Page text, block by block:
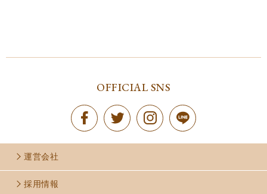
OFFICIAL SNS
運営会社
採用情報